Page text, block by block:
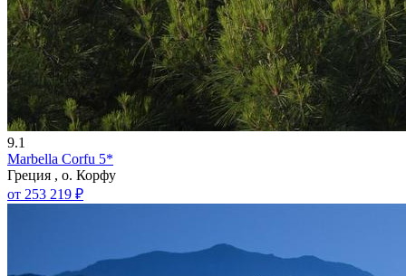
9.1
Marbella Corfu 5*
Греция , о. Корфу
от 253 219 ₽